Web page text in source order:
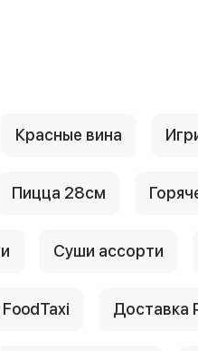
Красные вина
Пицца 28см
Суши ассорти
Доставка